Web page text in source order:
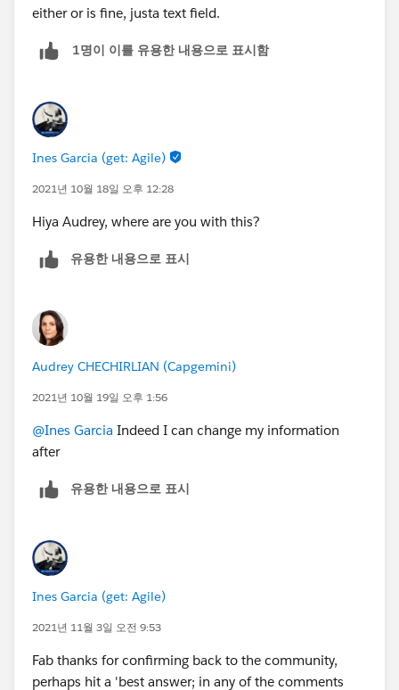
either or is fine, justa text field.
1명이 이를 유용한 내용으로 표시함
Ines Garcia (get: Agile)
2021년 10월 18일 오후 12:28
Hiya Audrey, where are you with this?
유용한 내용으로 표시
Audrey CHECHIRLIAN (Capgemini)
2021년 10월 19일 오후 1:56
@Ines Garcia Indeed I can change my information
after
유용한 내용으로 표시
Ines Garcia (get: Agile)
2021년 11월 3일 오전 9:53
Fab thanks for confirming back to the community,
perhaps hit a 'best answer; in any of the comments